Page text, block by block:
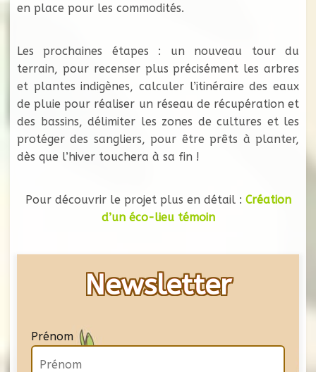
en place pour les commodités.
Les prochaines étapes : un nouveau tour du
terrain, pour recenser plus précisément les arbres
et plantes indigènes, calculer l’itinéraire des eaux
de pluie pour réaliser un réseau de récupération et
des bassins, délimiter les zones de cultures et les
protéger des sangliers, pour être prêts à planter,
dès que l’hiver touchera à sa fin !
Pour découvrir le projet plus en détail : Création
d’un éco-lieu témoin
Newsletter
Prénom